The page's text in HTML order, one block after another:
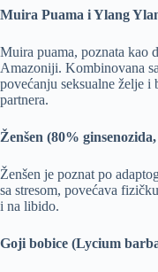
Muira Puama i Ylang
Muira puama, poznata kao
Amazoniji. Kombinovana
povećanju seksualne želje
partnera.
Ženšen (80%
Ženšen je poznat po
sa stresom, povećava
i na libido.
Goji bobice (Lycium